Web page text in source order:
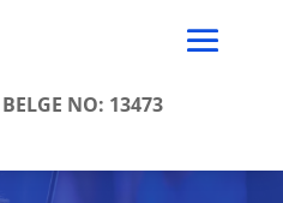
BELGE NO: 13473